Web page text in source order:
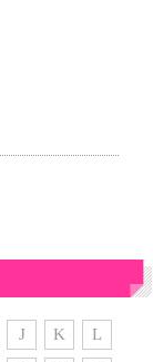
J K L